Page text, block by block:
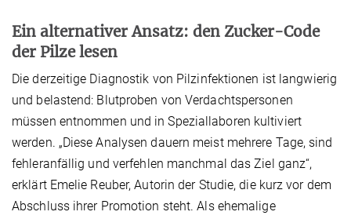
Ein alternativer Ansatz: den Zucker-Code
der Pilze lesen
Die derzeitige Diagnostik von Pilzinfektionen ist langwierig
und belastend: Blutproben von Verdachtspersonen
müssen entnommen und in Speziallaboren kultiviert
werden. „Diese Analysen dauern meist mehrere Tage, sind
fehleranfällig und verfehlen manchmal das Ziel ganz“,
erklärt Emelie Reuber, Autorin der Studie, die kurz vor dem
Abschluss ihrer Promotion steht. Als ehemalige